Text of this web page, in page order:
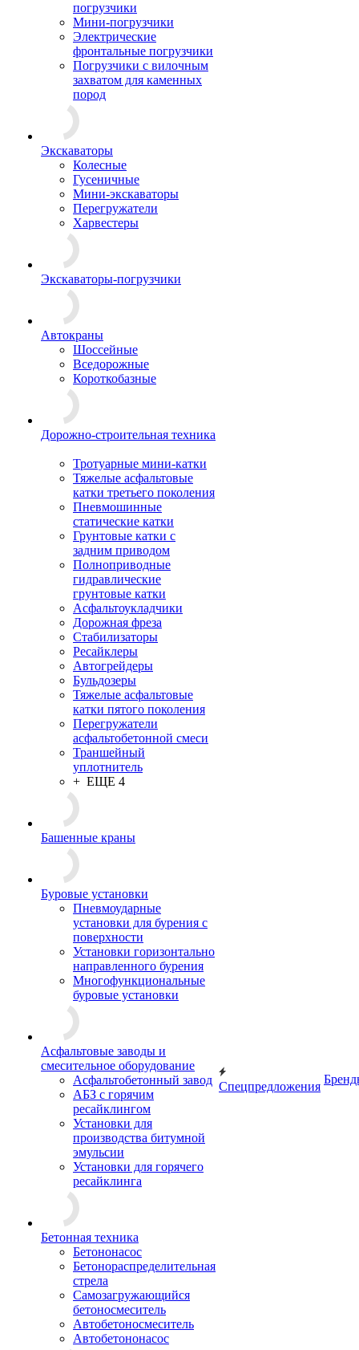
погрузчики
Мини-погрузчики
Электрические
фронтальные погрузчики
Погрузчики с вилочным
захватом для каменных
пород
Экскаваторы
Колесные
Гусеничные
Мини-экскаваторы
Перегружатели
Харвестеры
Экскаваторы-погрузчики
Автокраны
Шоссейные
Вседорожные
Короткобазные
Дорожно-строительная техника
Тротуарные мини-катки
Тяжелые асфальтовые
катки третьего поколения
Пневмошинные
статические катки
Грунтовые катки с
задним приводом
Полноприводные
гидравлические
грунтовые катки
Асфальтоукладчики
Дорожная фреза
Стабилизаторы
Ресайклеры
Автогрейдеры
Бульдозеры
Тяжелые асфальтовые
катки пятого поколения
Перегружатели
асфальтобетонной смеси
Траншейный
уплотнитель
+ ЕЩЕ 4
Башенные краны
Буровые установки
Пневмоударные
установки для бурения с
поверхности
Установки горизонтально
направленного бурения
Многофункциональные
буровые установки
Асфальтовые заводы и
смесительное оборудование
Асфальтобетонный завод
АБЗ с горячим
ресайклингом
Установки для
производства битумной
эмульсии
Установки для горячего
ресайклинга
Бетонная техника
Бетононасос
Бетонораспределительная
стрела
Самозагружающийся
бетоносмеситель
Автобетоносмеситель
Автобетононасос
Спецпредложения